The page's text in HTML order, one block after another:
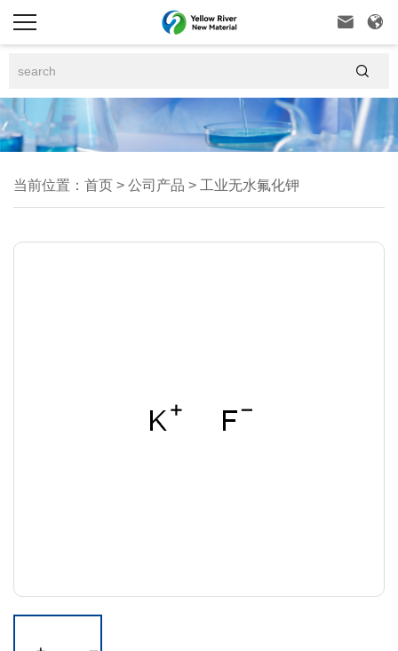
 

当前位置： 首页 > 公司产品 > 工业无水氟化钾